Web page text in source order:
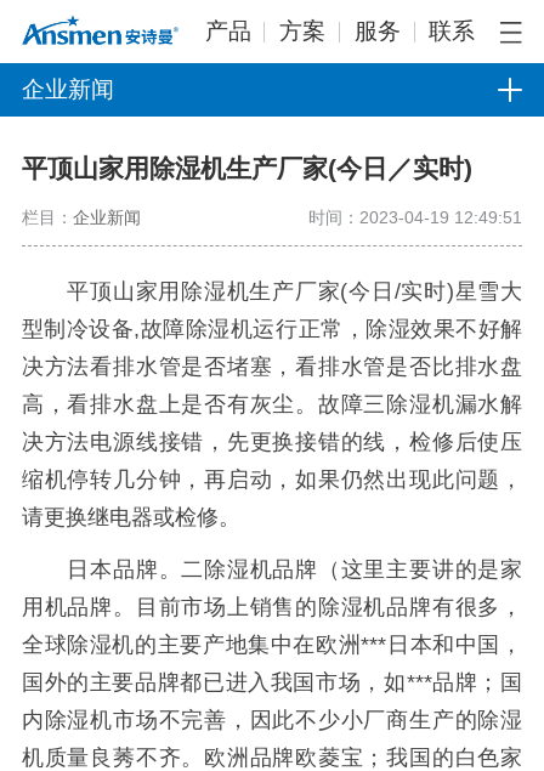
产品 方案 服务 联系
企业新闻
平顶山家用除湿机生产厂家(今日／实时)
栏目： 企业新闻 时间：2023-04-19 12:49:51
平顶山家用除湿机生产厂家(今日/实时)星雪大
型制冷设备,故障除湿机运行正常，除湿效果不好解
决方法看排水管是否堵塞，看排水管是否比排水盘
高，看排水盘上是否有灰尘。故障三除湿机漏水解
决方法电源线接错，先更换接错的线，检修后使压
缩机停转几分钟，再启动，如果仍然出现此问题，
请更换继电器或检修。
日本品牌。二除湿机品牌（这里主要讲的是家
用机品牌。目前市场上销售的除湿机品牌有很多，
全球除湿机的主要产地集中在欧洲***日本和中国，
国外的主要品牌都已进入我国市场，如***品牌；国
内除湿机市场不完善，因此不少小厂商生产的除湿
机质量良莠不齐。欧洲品牌欧菱宝；我国的白色家